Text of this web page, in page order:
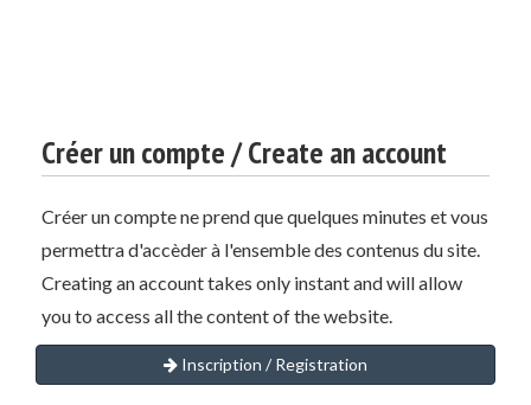
Créer un compte / Create an account
Créer un compte ne prend que quelques minutes et vous
permettra d'accèder à l'ensemble des contenus du site.
Creating an account takes only instant and will allow
you to access all the content of the website.
Inscription / Registration